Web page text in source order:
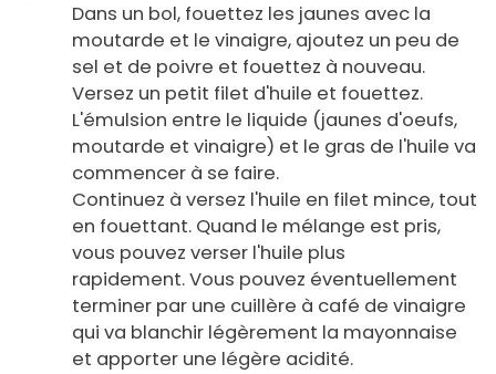
Dans un bol, fouettez les jaunes avec la
moutarde et le vinaigre, ajoutez un peu de
sel et de poivre et fouettez à nouveau.
Versez un petit filet d'huile et fouettez.
L'émulsion entre le liquide (jaunes d'oeufs,
moutarde et vinaigre) et le gras de l'huile va
commencer à se faire.
Continuez à versez l'huile en filet mince, tout
en fouettant. Quand le mélange est pris,
vous pouvez verser l'huile plus
rapidement. Vous pouvez éventuellement
terminer par une cuillère à café de vinaigre
qui va blanchir légèrement la mayonnaise
et apporter une légère acidité.